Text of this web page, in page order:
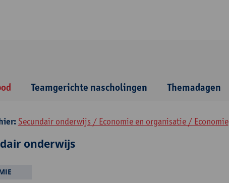
Teamgerichte nascholingen Themadagen
Secundair onderwijs / Economie en organisatie / Economie
onderwijs